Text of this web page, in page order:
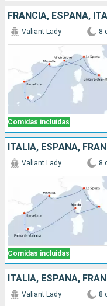
FRANCIA, ESPAÑA,
Comidas incluidas
Valiant Lady 8 d
ITALIA, ESPAÑA,
Comidas incluidas
Valiant Lady 8 d
ITALIA, ESPAÑA,
Valiant Lady 8 d